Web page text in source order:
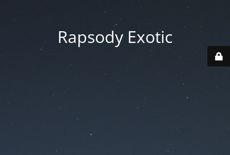
Rapsody Exotic